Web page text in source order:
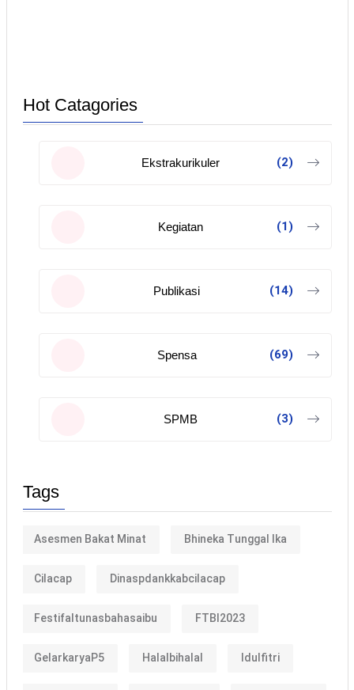
Hot Catagories
Ekstrakurikuler (2)
Kegiatan (1)
Publikasi (14)
Spensa (69)
SPMB (3)
Tags
Asesmen Bakat Minat Bhineka Tunggal Ika
Cilacap Dinaspdankkabcilacap
Festifaltunasbahasaibu FTBI2023
GelarkaryaP5 Halalbihalal Idulfitri